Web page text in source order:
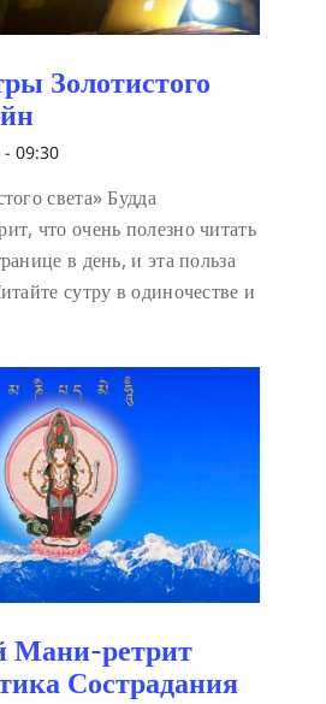
Золотистого
- 09:30
света» Будда
что очень полезно читать
в день, и эта польза
сутру в одиночестве и
Мани-ретрит
Сострадания